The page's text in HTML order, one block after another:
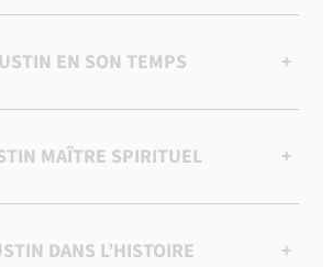
EN SON TEMPS +
MAÎTRE SPIRITUEL +
DANS L’HISTOIRE +